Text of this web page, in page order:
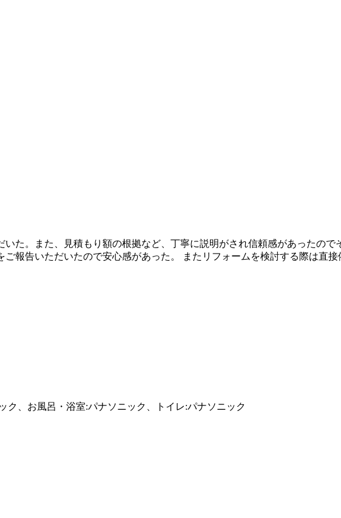
た。また、見積もり額の根拠など、丁寧に説明がされ信頼感があったので
報告いただいたので安心感があった。 またリフォームを検討する際は直接
ク、お風呂・浴室:パナソニック、トイレ:パナソニック